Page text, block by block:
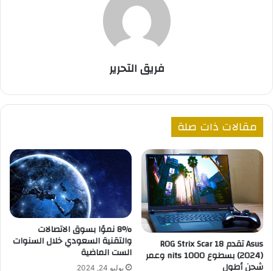
فريق التحرير
مقالات ذات صلة
Asus تقدم ROG Strix Scar 18
(2024) بسطوع 1000 nits وعمر
شحن أطول
8% نموًا بسوق الاتصالات
والتقنية السعودي خلال السنوات
الست الماضية
يوليو 24, 2024